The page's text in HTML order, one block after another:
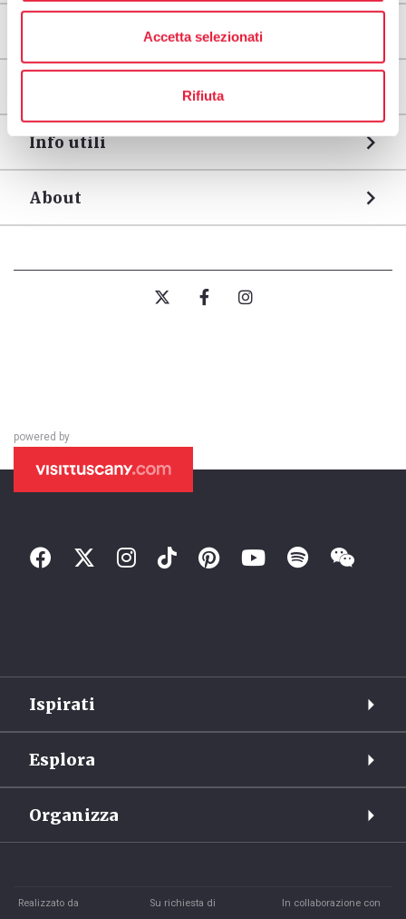
Accetta selezionati
Rifiuta
Info utili
About
powered by
Ispirati
Esplora
Organizza
Realizzato da Su richiesta di In collaborazione con